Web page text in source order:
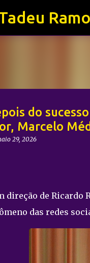
do
Marcelo
29, 2026
direção de Ricardo
das redes